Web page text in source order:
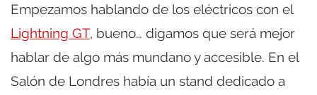
Empezamos hablando de los eléctricos con el
Lightning GT, bueno… digamos que será mejor
hablar de algo más mundano y accesible. En el
Salón de Londres había un stand dedicado a